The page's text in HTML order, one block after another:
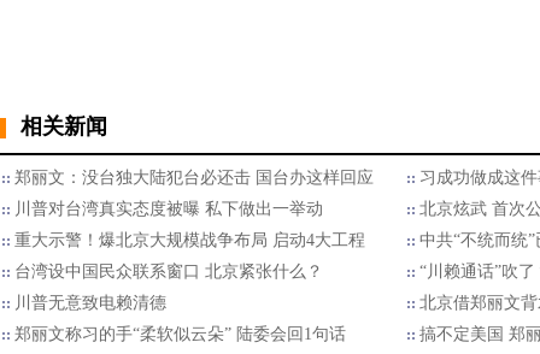
相关新闻
郑丽文：没台独大陆犯台必还击 国台办这样回应
习成功做成这
川普对台湾真实态度被曝 私下做出一举动
北京炫武 首次
重大示警！爆北京大规模战争布局 启动4大工程
中共“不统而统
台湾设中国民众联系窗口 北京紧张什么？
“川赖通话”吹
川普无意致电赖清德
北京借郑丽文
郑丽文称习的手“柔软似云朵” 陆委会回1句话
搞不定美国 郑